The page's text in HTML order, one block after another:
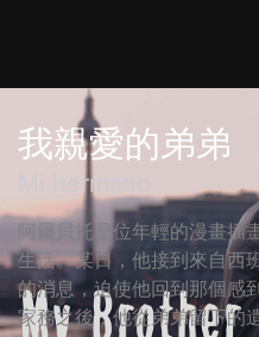
我親愛的弟弟
Mi hermano
阿爾貝托是位年輕的漫畫
生活。某日，他接到來自西
的消息，迫使他回到那個感
家務之後，他從弟弟留下的